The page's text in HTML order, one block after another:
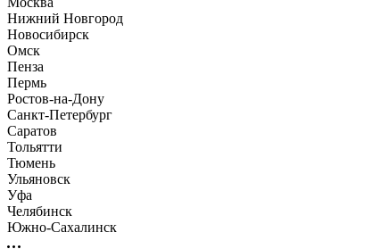
Нижний Новгород
Новосибирск
Омск
Пенза
Пермь
Ростов-на-Дону
Санкт-Петербург
Саратов
Тольятти
Тюмень
Ульяновск
Уфа
Челябинск
Южно-Сахалинск